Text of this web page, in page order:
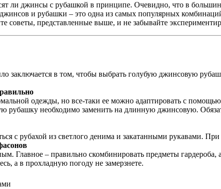
ли джинсы с рубашкой в принципе. Очевидно, что в
и рубашки – это одна из самых популярных
советы, представленные выше, и не забывайте
в том, чтобы выбрать голубую джинсовую
одежды, но все-таки ее можно адаптировать с
рубашку необходимо заменить на длинную джинсовую.
с рубахой из светлого денима и закатанными рукавами.
Главное – правильно скомбинировать предметы
а в прохладную погоду не замерзнете.